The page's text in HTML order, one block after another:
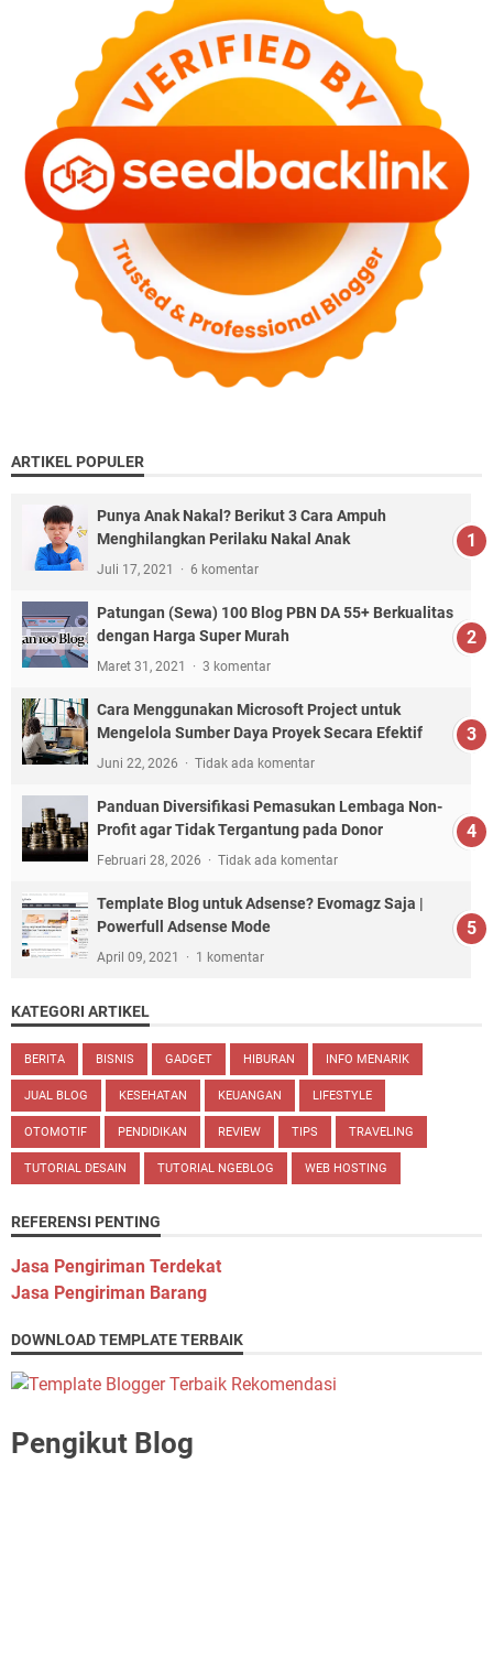
ARTIKEL POPULER
Punya Anak Nakal? Berikut 3 Cara Ampuh
Menghilangkan Perilaku Nakal Anak
Juli 17, 2021 6 komentar
Patungan (Sewa) 100 Blog PBN DA 55+ Berkualitas
dengan Harga Super Murah
Maret 31, 2021 3 komentar
Cara Menggunakan Microsoft Project untuk
Mengelola Sumber Daya Proyek Secara Efektif
Juni 22, 2026 Tidak ada komentar
Panduan Diversifikasi Pemasukan Lembaga Non-
Profit agar Tidak Tergantung pada Donor
Februari 28, 2026 Tidak ada komentar
Template Blog untuk Adsense? Evomagz Saja |
Powerfull Adsense Mode
April 09, 2021 1 komentar
KATEGORI ARTIKEL
BERITA BISNIS GADGET HIBURAN INFO MENARIK
JUAL BLOG KESEHATAN KEUANGAN LIFESTYLE
OTOMOTIF PENDIDIKAN REVIEW TIPS TRAVELING
TUTORIAL DESAIN TUTORIAL NGEBLOG WEB HOSTING
REFERENSI PENTING
Jasa Pengiriman Terdekat
Jasa Pengiriman Barang
DOWNLOAD TEMPLATE TERBAIK
Pengikut Blog